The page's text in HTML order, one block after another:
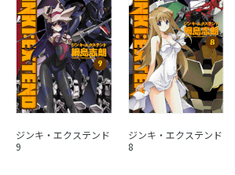
ジンキ・エクステンド
9
ジンキ・エクステンド
8